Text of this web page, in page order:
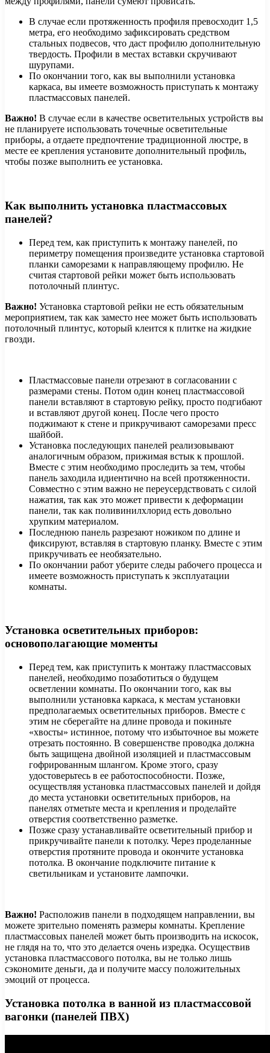
В случае если протяженность профиля превосходит 1,5
метра, его необходимо зафиксировать средством
стальных подвесов, что даст профилю дополнительную
твердость. Профили в местах вставки скручивают
шурупами.
По окончании того, как вы выполнили установка
каркаса, вы имеете возможность приступать к монтажу
пластмассовых панелей.
Важно! В случае если в качестве осветительных устройств вы
не планируете использовать точечные осветительные
приборы, а отдаете предпочтение традиционной люстре, в
месте ее крепления установите дополнительный профиль,
чтобы позже выполнить ее установка.
Как выполнить установка пластмассовых
панелей?
Перед тем, как приступить к монтажу панелей, по
периметру помещения произведите установка стартовой
планки саморезами к направляющему профилю. Не
считая стартовой рейки может быть использовать
потолочный плинтус.
Важно! Установка стартовой рейки не есть обязательным
мероприятием, так как заместо нее может быть использовать
потолочный плинтус, который клеится к плитке на жидкие
гвозди.
Пластмассовые панели отрезают в согласовании с
размерами стены. Потом один конец пластмассовой
панели вставляют в стартовую рейку, просто подгибают
и вставляют другой конец. После чего просто
поджимают к стене и прикручивают саморезами пресс
шайбой.
Установка последующих панелей реализовывают
аналогичным образом, прижимая встык к прошлой.
Вместе с этим необходимо проследить за тем, чтобы
панель заходила идиентично на всей протяженности.
Совместно с этим важно не переусердствовать с силой
нажатия, так как это может привести к деформации
панели, так как поливинилхлорид есть довольно
хрупким материалом.
Последнюю панель разрезают ножиком по длине и
фиксируют, вставляя в стартовую планку. Вместе с этим
прикручивать ее необязательно.
По окончании работ уберите следы рабочего процесса и
имеете возможность приступать к эксплуатации
комнаты.
Установка осветительных приборов:
основополагающие моменты
Перед тем, как приступить к монтажу пластмассовых
панелей, необходимо позаботиться о будущем
осветлении комнаты. По окончании того, как вы
выполнили установка каркаса, к местам установки
предполагаемых осветительных приборов. Вместе с
этим не сберегайте на длине провода и покиньте
«хвосты» истинное, потому что избыточное вы можете
отрезать постоянно. В совершенстве проводка должна
быть защищена двойной изоляцией и пластмассовым
гофрированным шлангом. Кроме этого, сразу
удостоверьтесь в ее работоспособности. Позже,
осуществляя установка пластмассовых панелей и дойдя
до места установки осветительных приборов, на
панелях отметьте места и крепления и проделайте
отверстия соответственно разметке.
Позже сразу устанавливайте осветительный прибор и
прикручивайте панели к потолку. Через проделанные
отверстия протяните провода и окончите установка
потолка. В окончание подключите питание к
светильникам и установите лампочки.
Важно! Расположив панели в подходящем направлении, вы
можете зрительно поменять размеры комнаты. Крепление
пластмассовых панелей может быть производить на искосок,
не глядя на то, что это делается очень изредка. Осуществив
установка пластмассового потолка, вы не только лишь
сэкономите деньги, да и получите массу положительных
эмоций от процесса.
Установка потолка в ванной из пластмассовой
вагонки (панелей ПВХ)